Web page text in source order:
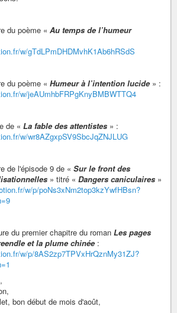
du poème « Au temps de l’humeur
w/gTdLPmDHDMvhK1Ab6hRSdS
du poème « Humeur à l’intention lucide » :
w/jeAUmhbFRPgKnyBMBWTTQ4
de « La fable des attentistes » :
w/wr8AZgxpSV9SbcJqZNJLUG
de l'épisode 9 de « Sur le front des
» titré « Dangers caniculaires »
w/p/poNs3xNm2top3kzYwfHBsn?
du premier chapitre du roman Les pages
et la plume chinée :
w/p/8AS2zp7TPVxHrQznMy31ZJ?
bon début de mois d'août,